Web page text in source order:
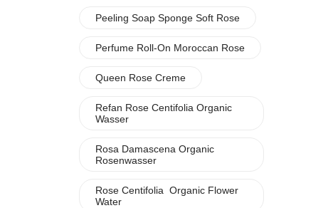
Peeling Soap Sponge Soft Rose
Perfume Roll-On Moroccan Rose
Queen Rose Creme
Refan Rose Centifolia Organic
Wasser
Rosa Damascena Organic
Rosenwasser
Rose Centifolia Organic Flower
Water